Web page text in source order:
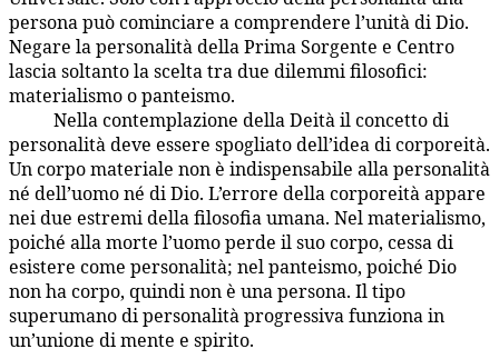
persona può cominciare a comprendere l’unità di Dio.
Negare la personalità della Prima Sorgente e Centro
lascia soltanto la scelta tra due dilemmi filosofici:
materialismo o panteismo.
Nella contemplazione della Deità il concetto di
personalità deve essere spogliato dell’idea di corporeità.
Un corpo materiale non è indispensabile alla personalità
né dell’uomo né di Dio. L’errore della corporeità appare
nei due estremi della filosofia umana. Nel materialismo,
poiché alla morte l’uomo perde il suo corpo, cessa di
esistere come personalità; nel panteismo, poiché Dio
non ha corpo, quindi non è una persona. Il tipo
superumano di personalità progressiva funziona in
un’unione di mente e spirito.